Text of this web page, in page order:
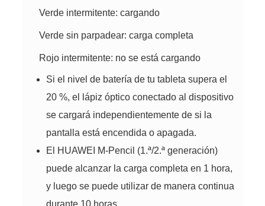
Verde intermitente: cargando
Verde sin parpadear: carga completa
Rojo intermitente: no se está cargando
Si el nivel de batería de tu tableta supera el
20 %, el lápiz óptico conectado al dispositivo
se cargará independientemente de si la
pantalla está encendida o apagada.
El HUAWEI M-Pencil (1.ª/2.ª generación)
puede alcanzar la carga completa en 1 hora,
y luego se puede utilizar de manera continua
durante 10 horas.